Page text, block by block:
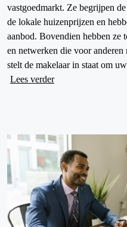
vastgoedmarkt. Ze begrijpen
de lokale huizenprijzen en
aanbod. Bovendien hebben ze
en netwerken die voor
stelt de makelaar in staat om
Lees verder